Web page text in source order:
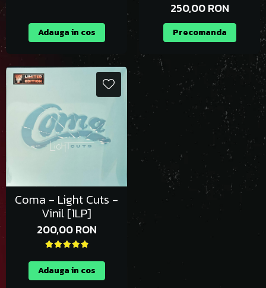
Adauga in cos
250,00 RON
Precomanda
Coma - Light Cuts -
Vinil [1LP]
200,00 RON
Adauga in cos